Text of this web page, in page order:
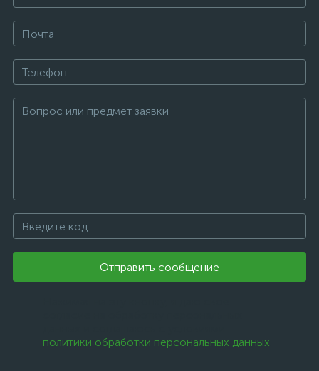
Отправить сообщение
политики обработки персональных данных